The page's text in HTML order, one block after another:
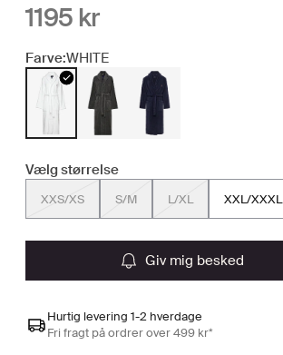
1195 kr
Farve:WHITE
Vælg størrelse
XXS/XS S/M L/XL XXL/XXXL
giv mig besked
Hurtig levering 1-2 hverdage
Fri fragt på ordrer over 499 kr*